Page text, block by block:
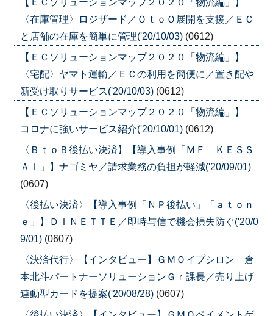
〈在庫管理〉ロジザード／ＯｔｏＯ展開を支援／ＥＣ
と店舗の在庫を簡単に管理('20/10/03) (0612)
【ＥＣソリューションマップ２０２０「物流編」】
〈宅配〉ヤマト運輸／ＥＣの利用を簡便に／置き配や
新受け取りサービス('20/10/03) (0612)
【ＥＣソリューションマップ２０２０「物流編」】
コロナに強いサービス紹介('20/10/01) (0612)
〈ＢｔｏＢ後払い決済】【導入事例「ＭＦ ＫＥＳＳ
ＡＩ」】ナゴミヤ／請求業務の負担が軽減('20/09/01)
(0607)
〈後払い決済〉【導入事例「ＮＰ後払い」「ａｔｏｎ
ｅ」】ＤＩＮＥＴＴＥ／即時与信で機会損失防ぐ('20/0
9/01) (0607)
〈決済代行〉【インタビュー】ＧＭＯイプシロン 倉
本北斗パートナーソリューションＧｒ課長／売り上げ
連動型カードを提案('20/08/28) (0607)